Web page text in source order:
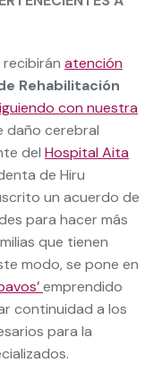
recibirán atención
Rehabilitación
con nuestra
daño cerebral
del Hospital Aita
de Hiru
un acuerdo de
para hacer más
que tienen
modo, se pone en
emprendido
continuidad a los
para la